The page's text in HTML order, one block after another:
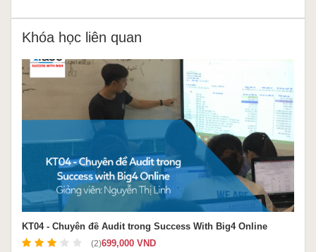
Khóa học liên quan
KT04 - Chuyên đề Audit trong Success With Big4 Online
(2)699,000 VND